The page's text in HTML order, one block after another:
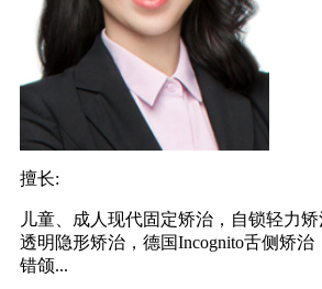
擅长:
儿童、成人现代固定矫治，自锁轻力
透明隐形矫治，德国Incognito舌侧矫
错颌...